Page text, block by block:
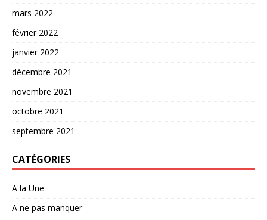
mars 2022
février 2022
janvier 2022
décembre 2021
novembre 2021
octobre 2021
septembre 2021
CATÉGORIES
A la Une
A ne pas manquer